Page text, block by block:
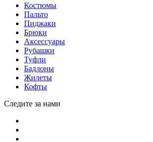
Костюмы
Пальто
Пиджаки
Брюки
Аксессуары
Рубашки
Туфли
Бадлоны
Жилеты
Кофты
Следите за нами